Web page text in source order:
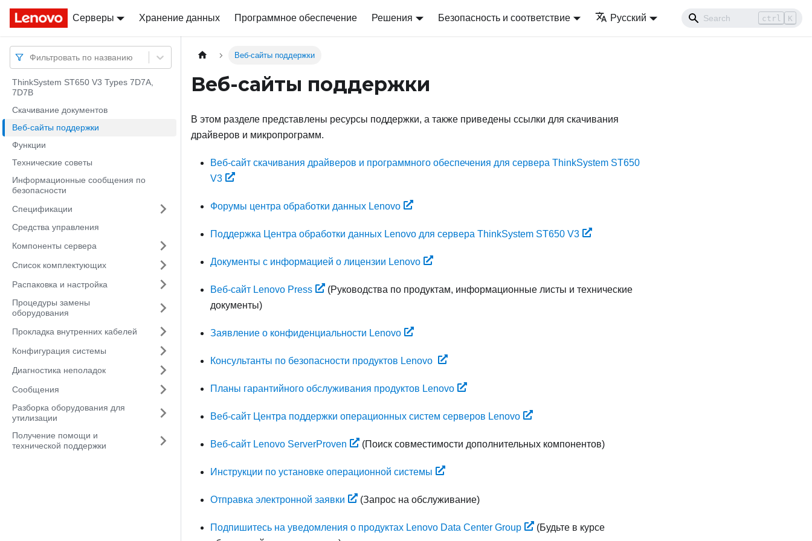
Docs
Серверы Хранение данных Программное обеспечение Решения Безопасность и соответствие Русский ctrl K
Docs
Фильтровать по названию
ThinkSystem ST650 V3 Types 7D7A,
7D7B
Скачивание документов
Веб-сайты поддержки
Функции
Технические советы
Информационные сообщения по
безопасности
Спецификации
Средства управления
Компоненты сервера
Список комплектующих
Распаковка и настройка
Процедуры замены
оборудования
Прокладка внутренних кабелей
Конфигурация системы
Диагностика неполадок
Сообщения
Разборка оборудования для
утилизации
Получение помощи и
технической поддержки
Веб-сайты поддержки
Веб-сайты поддержки
В этом разделе представлены ресурсы поддержки, а также приведены ссылки для скачивания
драйверов и микропрограмм.
Веб-сайт скачивания драйверов и программного обеспечения для сервера ThinkSystem ST650
V3
Форумы центра обработки данных Lenovo
Поддержка Центра обработки данных Lenovo для сервера ThinkSystem ST650 V3
Документы с информацией о лицензии Lenovo
Веб-сайт Lenovo Press
(Руководства по продуктам, информационные листы и технические
документы)
Заявление о конфиденциальности Lenovo
Консультанты по безопасности продуктов Lenovo
Планы гарантийного обслуживания продуктов Lenovo
Веб-сайт Центра поддержки операционных систем серверов Lenovo
Веб-сайт Lenovo ServerProven (Поиск совместимости дополнительных компонентов)
Инструкции по установке операционной системы
Отправка электронной заявки (Запрос на обслуживание)
Подпишитесь на уведомления о продуктах Lenovo Data Center Group
(Будьте в курсе